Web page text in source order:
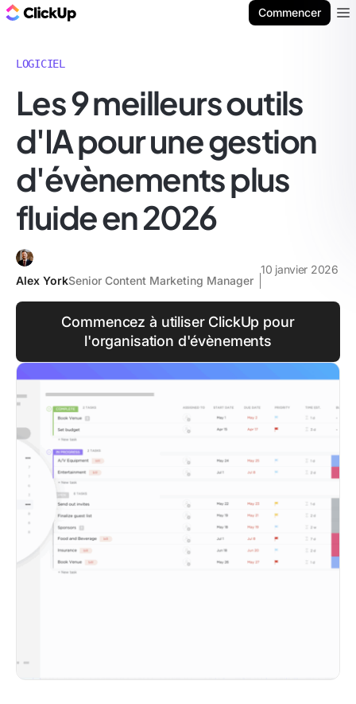
Commencer
LOGICIEL
Les 9 meilleurs outils
d'IA pour une gestion
d'évènements plus
fluide en 2026
Alex YorkSenior Content Marketing Manager
10 janvier 2026
Commencez à utiliser ClickUp pour
l'organisation d'évènements